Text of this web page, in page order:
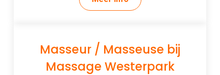
Masseur / Masseuse bij
Massage Westerpark